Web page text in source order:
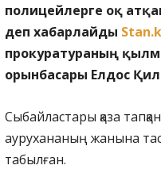
полицейлерге оқ
деп хабарлайды
прокуратураның
орынбасары Елдос
Сыбайластары қаза
аурухананың жанына
табылған.